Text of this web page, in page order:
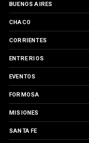
BUENOS AIRES
CHACO
CORRIENTES
ENTRE RIOS
EVENTOS
FORMOSA
MISIONES
SANTA FE